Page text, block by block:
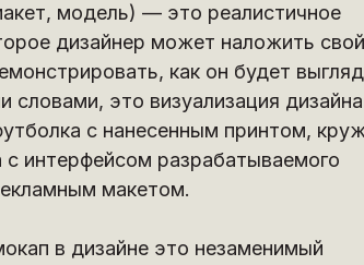
модель) — это реалистичное
дизайнер может наложить свой
как он будет
это визуализация
с нанесенным принтом,
интерфейсом разрабатываемого
макетом.
в дизайне это незаменимый